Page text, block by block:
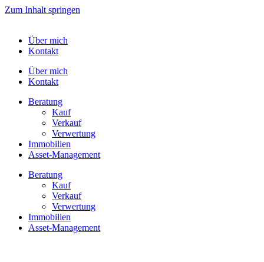
Zum Inhalt springen
Über mich
Kontakt
Über mich
Kontakt
Bera­tung
Kauf
Verkauf
Verwer­tung
Immo­bi­lien
Asset-​​Management
Bera­tung
Kauf
Verkauf
Verwer­tung
Immo­bi­lien
Asset-​​Management